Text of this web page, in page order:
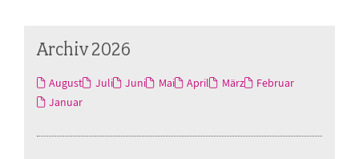
Archiv 2026
August Juli Juni Mai April März
Februar
Januar